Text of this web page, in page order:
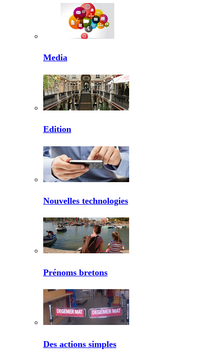
Media
Edition
Nouvelles technologies
Prénoms bretons
Des actions simples